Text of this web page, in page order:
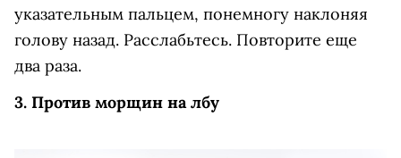
указательным пальцем, понемногу наклоняя
голову назад. Расслабьтесь. Повторите еще
два раза.
3. Против морщин на лбу